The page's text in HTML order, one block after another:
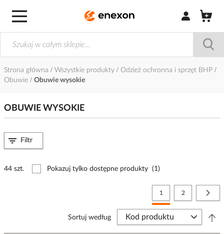
Zaloguj się /
Strona główna Wszystkie produkty
Odzież ochronna i sprzęt BHP
Obuwie
Obuwie wysokie
OBUWIE WYSOKIE
44 szt. Pokazuj tylko dostępne produkty (1)
Strona
Aktualnie czytasz stronę
1 Strona
2
Sortuj według
Filtr